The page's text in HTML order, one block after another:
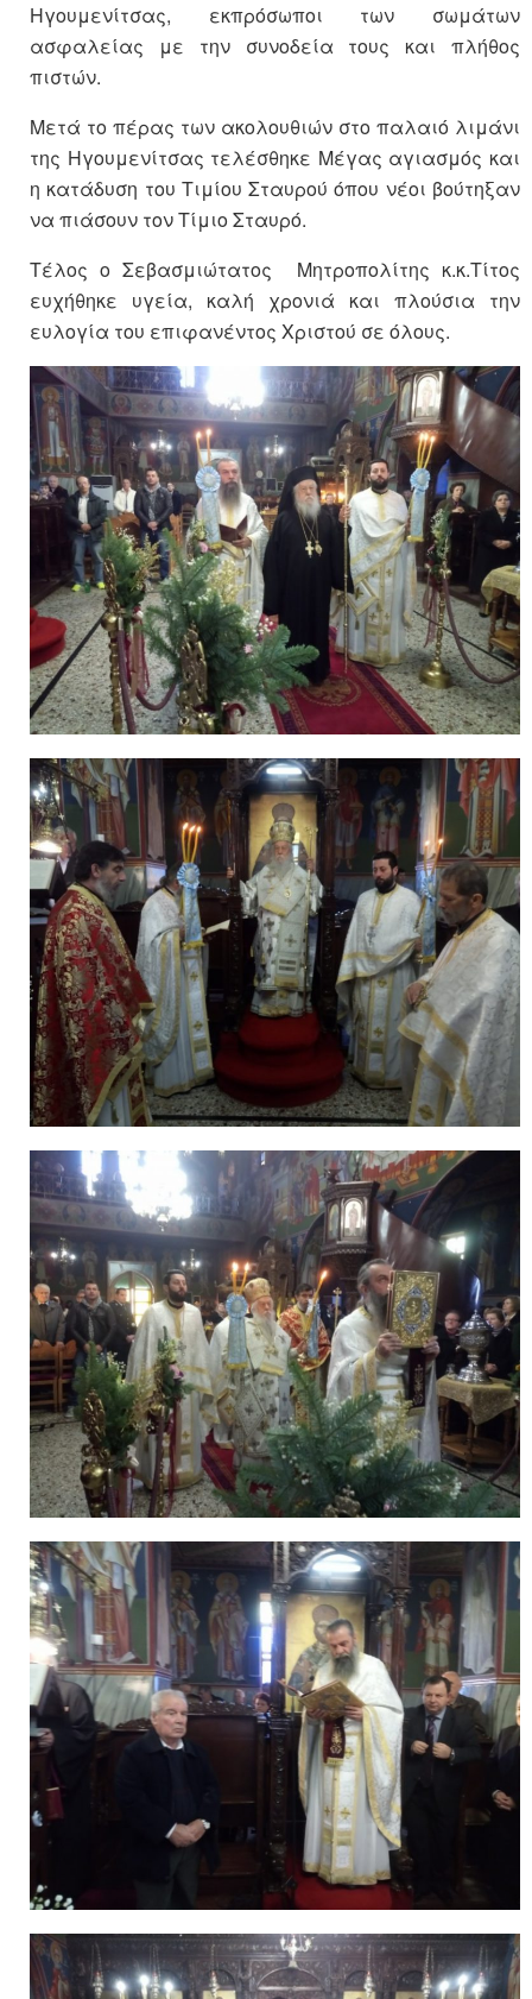
Ηγουμενίτσας, εκπρόσωποι των σωμάτων
ασφαλείας με την συνοδεία τους και πλήθος
πιστών.
Μετά το πέρας των ακολουθιών στο παλαιό λιμάνι
της Ηγουμενίτσας τελέσθηκε Μέγας αγιασμός και
η κατάδυση του Τιμίου Σταυρού όπου νέοι βούτηξαν
να πιάσουν τον Τίμιο Σταυρό.
Τέλος ο Σεβασμιώτατος Μητροπολίτης κ.κ.Τίτος
ευχήθηκε υγεία, καλή χρονιά και πλούσια την
ευλογία του επιφανέντος Χριστού σε όλους.